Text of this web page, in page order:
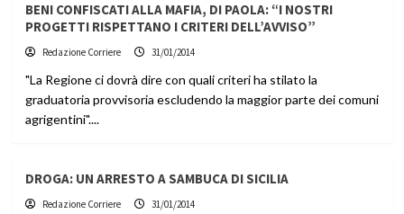
BENI CONFISCATI ALLA MAFIA, DI PAOLA: “I NOSTRI
PROGETTI RISPETTANO I CRITERI DELL’AVVISO”
Redazione Corriere 31/01/2014
"La Regione ci dovrà dire con quali criteri ha stilato la
graduatoria provvisoria escludendo la maggior parte dei comuni
agrigentini"....
DROGA: UN ARRESTO A SAMBUCA DI SICILIA
Redazione Corriere 31/01/2014